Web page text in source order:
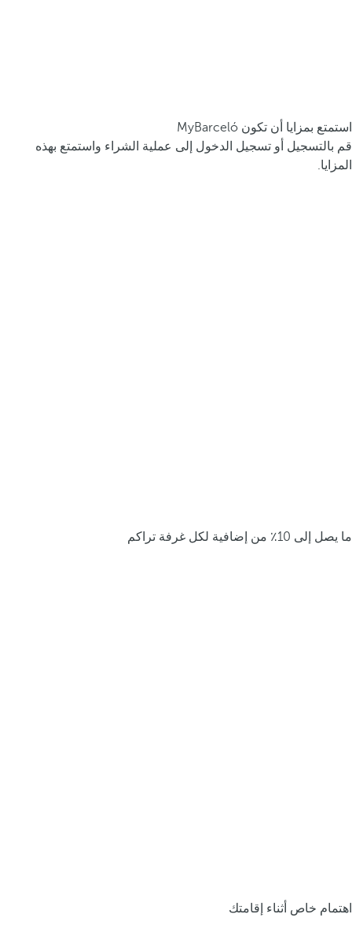
استمتع بمزايا أن تكون MyBarceló
قم بالتسجيل أو تسجيل الدخول إلى عملية الشراء واستمتع بهذه
المزايا.
ما يصل إلى 10٪ من إضافية لكل غرفة تراكم
اهتمام خاص أثناء إقامتك